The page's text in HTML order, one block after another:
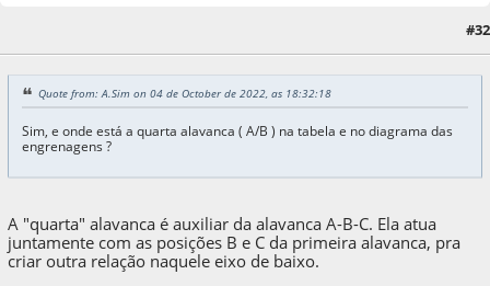
: 04 de October de 2022, as 18:50:47#32
Quote from: A.Sim on 04 de October de 2022, as 18:32:18
Sim, e onde está a quarta alavanca ( A/B ) na tabela e no diagrama das
engrenagens ?
A "quarta" alavanca é auxiliar da alavanca A-B-C. Ela atua
juntamente com as posições B e C da primeira alavanca, pra
criar outra relação naquele eixo de baixo.